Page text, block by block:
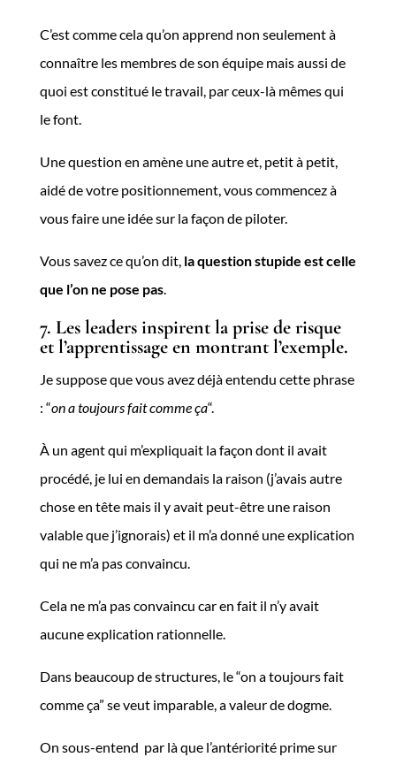
C’est comme cela qu’on apprend non seulement à
connaître les membres de son équipe mais aussi de
quoi est constitué le travail, par ceux-là mêmes qui
le font.
Une question en amène une autre et, petit à petit,
aidé de votre positionnement, vous commencez à
vous faire une idée sur la façon de piloter.
Vous savez ce qu’on dit, la question stupide est celle
que l’on ne pose pas.
7. Les leaders inspirent la prise de risque
et l’apprentissage en montrant l’exemple.
Je suppose que vous avez déjà entendu cette phrase
: “on a toujours fait comme ça“.
À un agent qui m’expliquait la façon dont il avait
procédé, je lui en demandais la raison (j’avais autre
chose en tête mais il y avait peut-être une raison
valable que j’ignorais) et il m’a donné une explication
qui ne m’a pas convaincu.
Cela ne m’a pas convaincu car en fait il n’y avait
aucune explication rationnelle.
Dans beaucoup de structures, le “on a toujours fait
comme ça” se veut imparable, a valeur de dogme.
On sous-entend par là que l’antériorité prime sur